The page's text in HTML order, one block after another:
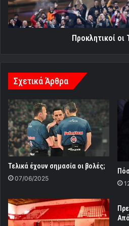
Προκλητικοί οι
Σχετικά Άρθρα
Τελικά έχουν σημασία οι βολές;
07/06/2025